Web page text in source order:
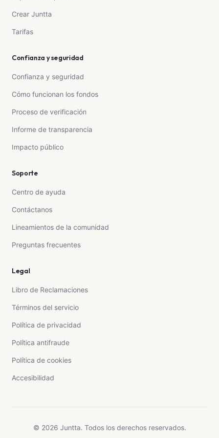
transforma vidas!
Crear Juntta
Tarifas
Confianza y seguridad
Confianza y seguridad
Cómo funcionan los fondos
Proceso de verificación
Informe de transparencia
Impacto público
Soporte
Centro de ayuda
Contáctanos
Lineamientos de la comunidad
Preguntas frecuentes
Legal
Libro de Reclamaciones
Términos del servicio
Política de privacidad
Política antifraude
Política de cookies
Accesibilidad
© 2026 Juntta. Todos los derechos reservados.